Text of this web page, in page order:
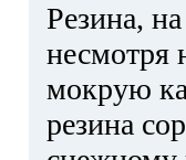
Резина,
несмотря
мокрую
резина